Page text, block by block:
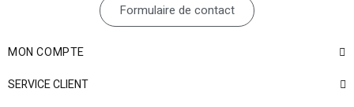
Formulaire de contact
MON COMPTE
SERVICE CLIENT